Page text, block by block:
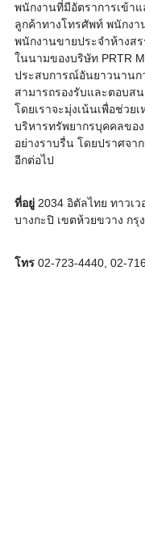
พนักงานที่มีอัตราการเข้า
ลูกค้าทางโทรศัพท์ พนักง
พนักงานขายประจำห้างส
ในนามของบริษัท PRTR
ประสบการณ์อันยาวนานก
สามารถรองรับและตอบส
โดยเราจะมุ่งเน้นเพื่อช่ว
บริหารทรัพยากรบุคคลขอ
อย่างราบรื่น โดยปราศจา
อีกต่อไป
ที่อยู่2034 อิตัลไทย ทาวเ
บางกะปิ เขตห้วยขวาง กรุ
โทร02-723-4440, 02-